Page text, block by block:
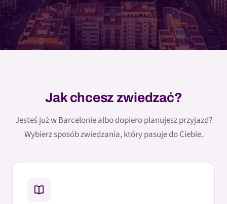
Jak chcesz zwiedzać?
Jesteś już w Barcelonie albo dopiero planujesz przyjazd?
Wybierz sposób zwiedzania, który pasuje do Ciebie.